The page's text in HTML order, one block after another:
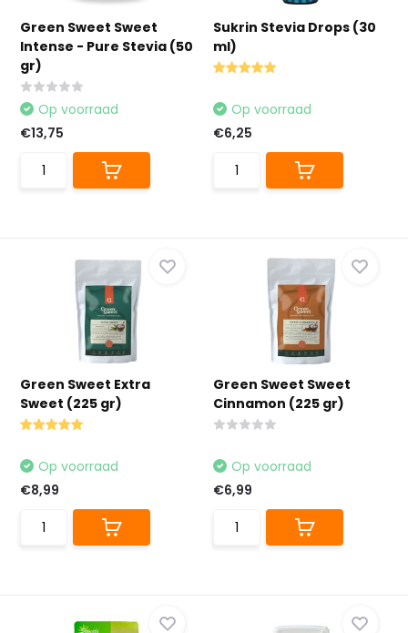
Green Sweet Sweet
Intense - Pure Stevia (50
gr)
Op voorraad
€13,75
Sukrin Stevia Drops (30
ml)
Op voorraad
€6,25
Green Sweet Extra
Sweet (225 gr)
Op voorraad
€8,99
Green Sweet Sweet
Cinnamon (225 gr)
Op voorraad
€6,99